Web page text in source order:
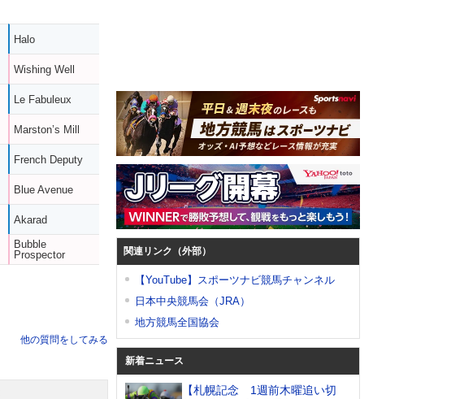
Halo
Wishing Well
Le Fabuleux
Marston’s Mill
French Deputy
Blue Avenue
Akarad
Bubble
Prospector
他の質問をしてみる
関連リンク（外部）
【YouTube】スポーツナビ競馬チャンネル
日本中央競馬会（JRA）
地方競馬全国協会
新着ニュース
【札幌記念 1週前木曜追い切